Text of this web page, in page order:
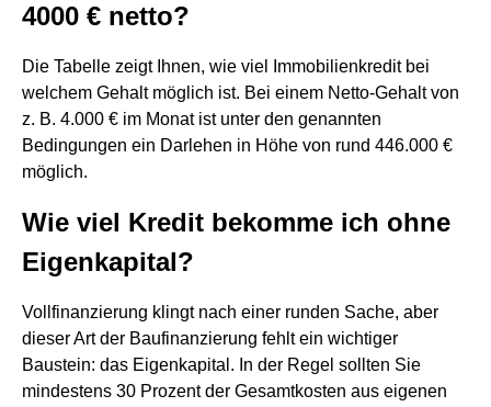
4000 € netto?
Die Tabelle zeigt Ihnen, wie viel Immobilienkredit bei
welchem Gehalt möglich ist. Bei einem Netto-Gehalt von
z. B. 4.000 € im Monat ist unter den genannten
Bedingungen ein Darlehen in Höhe von rund 446.000 €
möglich.
Wie viel Kredit bekomme ich ohne
Eigenkapital?
Vollfinanzierung klingt nach einer runden Sache, aber
dieser Art der Baufinanzierung fehlt ein wichtiger
Baustein: das Eigenkapital. In der Regel sollten Sie
mindestens 30 Prozent der Gesamtkosten aus eigenen